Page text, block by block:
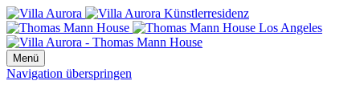
Menü
Navigation überspringen